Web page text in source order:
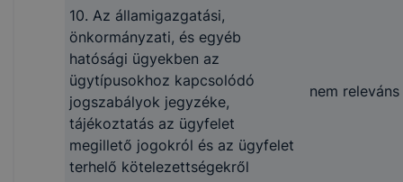
tekintetében a
fellebbezés elbírálására
jogosult szervek, ennek
hiányában a
közfeladatot ellátó
szerv felett
törvényességi
ellenőrzést vagy
Kálvária tér 7.
A közfeladatot ellátó
10. Az államigazgatási,
önkormányzati, és egyéb
hatósági ügyekben az
ügytípusokhoz kapcsolódó
jogszabályok jegyzéke,
tájékoztatás az ügyfelet
megillető jogokról és az ügyfelet
terhelő kötelezettségekről
nem releváns